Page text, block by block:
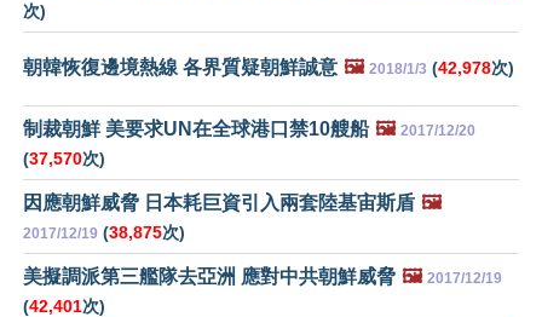
次)
朝韓恢復邊境熱線 各界質疑朝鮮誠意 🖼️ 2018/1/3 (42,978次)
制裁朝鮮 美要求UN在全球港口禁10艘船 🖼️ 2017/12/20
(37,570次)
因應朝鮮威脅 日本耗巨資引入兩套陸基宙斯盾 🖼️
2017/12/19 (38,875次)
美擬調派第三艦隊去亞洲 應對中共朝鮮威脅 🖼️ 2017/12/19
(42,401次)